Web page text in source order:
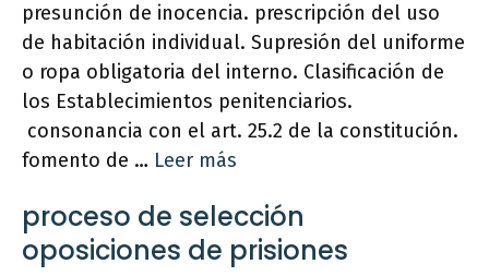
presunción de inocencia. prescripción del uso
de habitación individual. Supresión del uniforme
o ropa obligatoria del interno. Clasificación de
los Establecimientos penitenciarios.
consonancia con el art. 25.2 de la constitución.
fomento de … Leer más
proceso de selección
oposiciones de prisiones